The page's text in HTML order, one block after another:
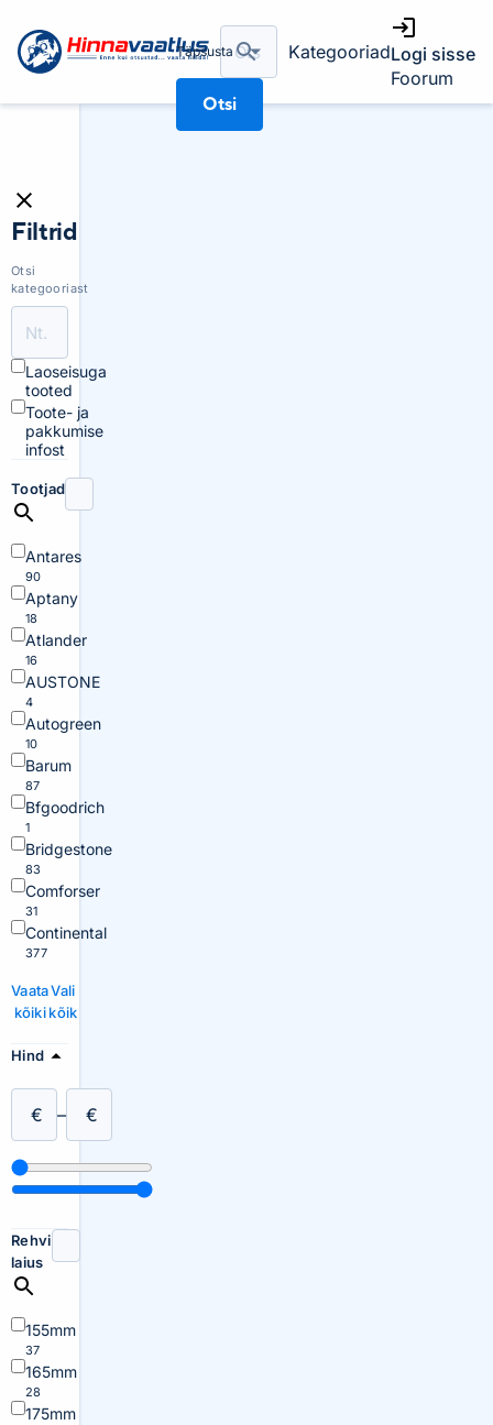
Täpsusta
Otsi
KategooriadLogi sisse
Foorum
Filtrid
Otsi
kategooriast
Laoseisuga
tooted
Toote- ja
pakkumise
infost
Tootjad
Antares
90
Aptany
18
Atlander
16
AUSTONE
4
Autogreen
10
Barum
87
Bfgoodrich
1
Bridgestone
83
Comforser
31
Continental
377
Vaata
kõiki
Vali
kõik
Hind
€ – €
Rehvi
laius
155mm
37
165mm
28
175mm